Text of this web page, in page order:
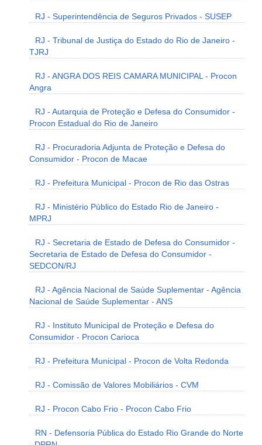
RJ - Superintendência de Seguros Privados - SUSEP
RJ - Tribunal de Justiça do Estado do Rio de Janeiro -
TJRJ
RJ - ANGRA DOS REIS CAMARA MUNICIPAL - Procon
Angra
RJ - Autarquia de Proteção e Defesa do Consumidor -
Procon Estadual do Rio de Janeiro
RJ - Procuradoria Adjunta de Proteção e Defesa do
Consumidor - Procon de Macae
RJ - Prefeitura Municipal - Procon de Rio das Ostras
RJ - Ministério Público do Estado Rio de Janeiro -
MPRJ
RJ - Secretaria de Estado de Defesa do Consumidor -
Secretaria de Estado de Defesa do Consumidor -
SEDCON/RJ
RJ - Agência Nacional de Saúde Suplementar - Agência
Nacional de Saúde Suplementar - ANS
RJ - Instituto Municipal de Proteção e Defesa do
Consumidor - Procon Carioca
RJ - Prefeitura Municipal - Procon de Volta Redonda
RJ - Comissão de Valores Mobiliários - CVM
RJ - Procon Cabo Frio - Procon Cabo Frio
RN - Defensoria Pública do Estado Rio Grande do Norte